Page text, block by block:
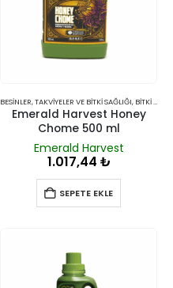
BESINLER, TAKVIYELER VE BITKI SAĞLIĞI, BITKI BESINLERI VE TAKVIYELERI
Emerald Harvest Honey
Chome 500 ml
Emerald Harvest
1.017,44 ₺
SEPETE EKLE